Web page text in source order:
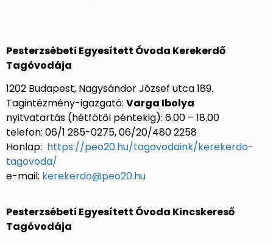
Pesterzsébeti Egyesített Óvoda Kerekerdő
Tagóvodája
1202 Budapest, Nagysándor József utca 189.
Tagintézmény-igazgató: Varga Ibolya
nyitvatartás (hétfőtől péntekig): 6.00 – 18.00
telefon: 06/1 285-0275, 06/20/480 2258
Honlap: https://peo20.hu/tagovodaink/kerekerdo-
tagovoda/
e-mail: kerekerdo@peo20.hu
Pesterzsébeti Egyesített Óvoda Kincskereső
Tagóvodája